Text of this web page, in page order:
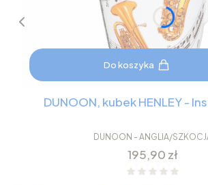
Do koszyka
DUNOON, kubek HENLEY -
DUNOON - ANGLIA/
Cena
195,90 zł